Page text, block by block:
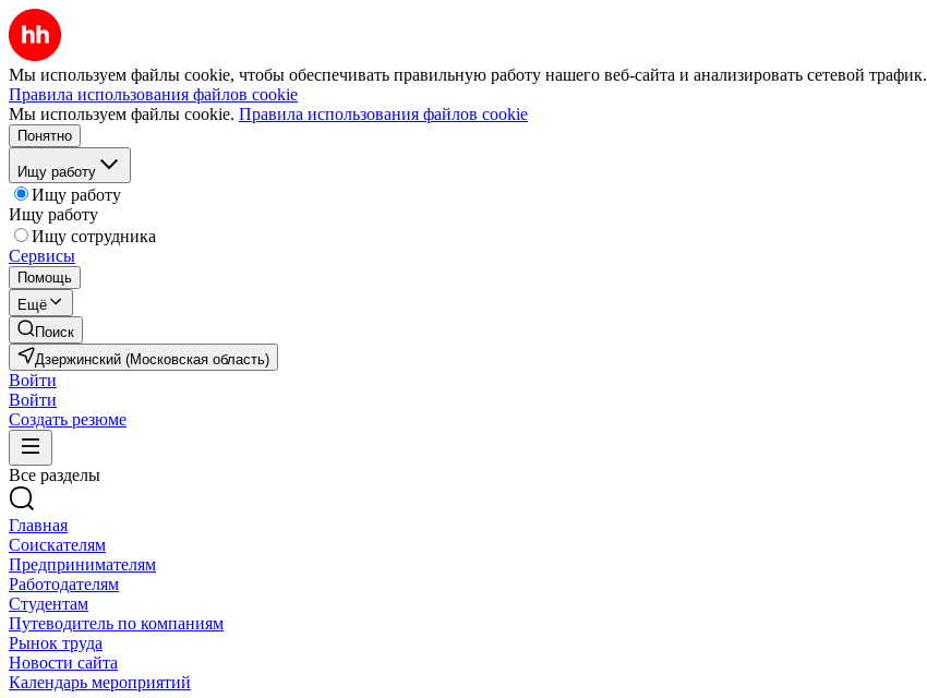
Мы используем файлы cookie, чтобы обеспечивать правильную работу нашего веб-сайта и анализировать сетевой трафик.
Правила использования файлов cookie
Мы используем файлы cookie. Правила использования файлов cookie
Понятно
Ищу работу
Ищу работу
Ищу работу
Ищу сотрудника
Сервисы
Помощь
Ещё
Поиск
Дзержинский (Московская область)
Войти
Войти
Создать резюме
Все разделы
Главная
Соискателям
Предпринимателям
Работодателям
Студентам
Путеводитель по компаниям
Рынок труда
Новости сайта
Календарь мероприятий